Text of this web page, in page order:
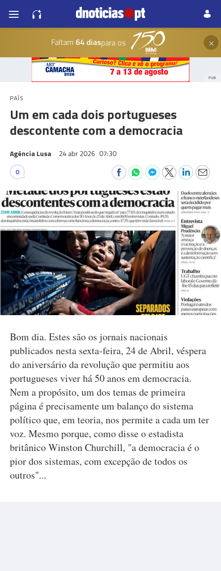
Faltam 64 diaspara os ×
PUB
PAÍS
Um em cada dois portugueses
descontente com a democracia
Agência Lusa 24 abr 2026 07:30
0
Bom dia. Estes são os jornais nacionais
publicados nesta sexta-feira, 24 de Abril, véspera
do aniversário da revolução que permitiu aos
portugueses viver há 50 anos em democracia.
Nem a propósito, um dos temas de primeira
página é precisamente um balanço do sistema
político que, em teoria, nos permite a cada um ter
voz. Mesmo porque, como disse o estadista
britânico Winston Churchill, "a democracia é o
pior dos sistemas, com excepção de todos os
outros"...